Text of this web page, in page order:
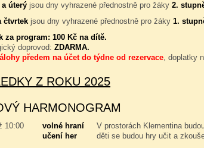
úterý jsou dny vyhrazené přednostně pro žáky 2.
čtvrtek jsou dny vyhrazené přednostně pro žáky 1.
za program: 100 Kč na dítě.
doprovod: ZDARMA.
předem na účet do týdne od rezervace, doplatky
Z ROKU 2025
HARMONOGRAM
10:00
volné hraní
učení her
V prostorách Klementina
děti se budou hry učit a